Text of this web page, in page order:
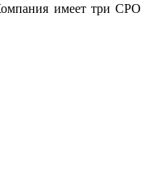
имеет три